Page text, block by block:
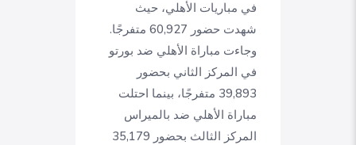
في مباريات الأهلي، حيث
شهدت حضور 60,927 متفرجًا.
وجاءت مباراة الأهلي ضد بورتو
في المركز الثاني بحضور
39,893 متفرجًا، بينما احتلت
مباراة الأهلي ضد بالميراس
المركز الثالث بحضور 35,179